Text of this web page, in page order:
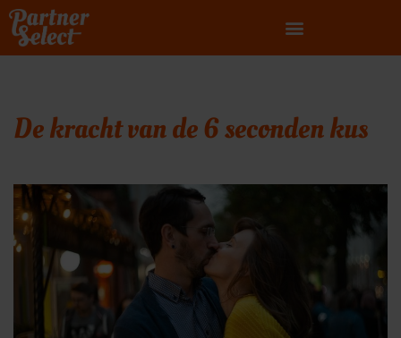
Ga
naar
de
De kracht van de 6 seconden kus